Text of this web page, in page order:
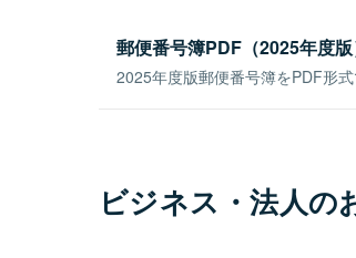
郵便番号簿PDF（2025年度版
2025年度版郵便番号簿をPDF形式
ビジネス・法人の